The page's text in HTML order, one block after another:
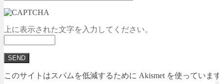
上に表示された文字を入力してください。
このサイトはスパムを低減するために Akismet を使っていま